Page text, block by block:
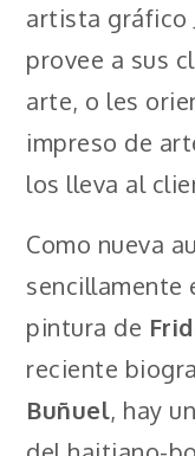
artista gráfico
provee a sus
arte, o les
impreso de
los lleva al
Como nueva
sencillamente
pintura de
reciente
Buñuel, hay